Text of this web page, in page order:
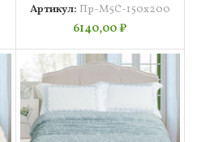
Артикул: Пр-М5С-150х200
6140,00₽